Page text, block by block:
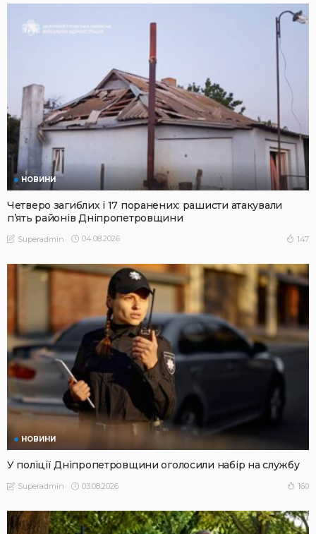
НОВИНИ
Четверо загиблих і 17 поранених: рашисти атакували
п’ять районів Дніпропетровщини
Superadmin 04.08.2026 147
НОВИНИ
У поліції Дніпропетровщини оголосили набір на службу
Superadmin 03.08.2026 160